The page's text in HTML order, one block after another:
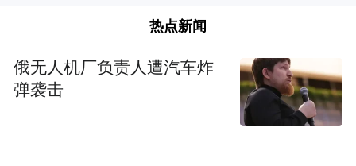
热点新闻
俄无人机厂负责人遭汽车炸
弹袭击